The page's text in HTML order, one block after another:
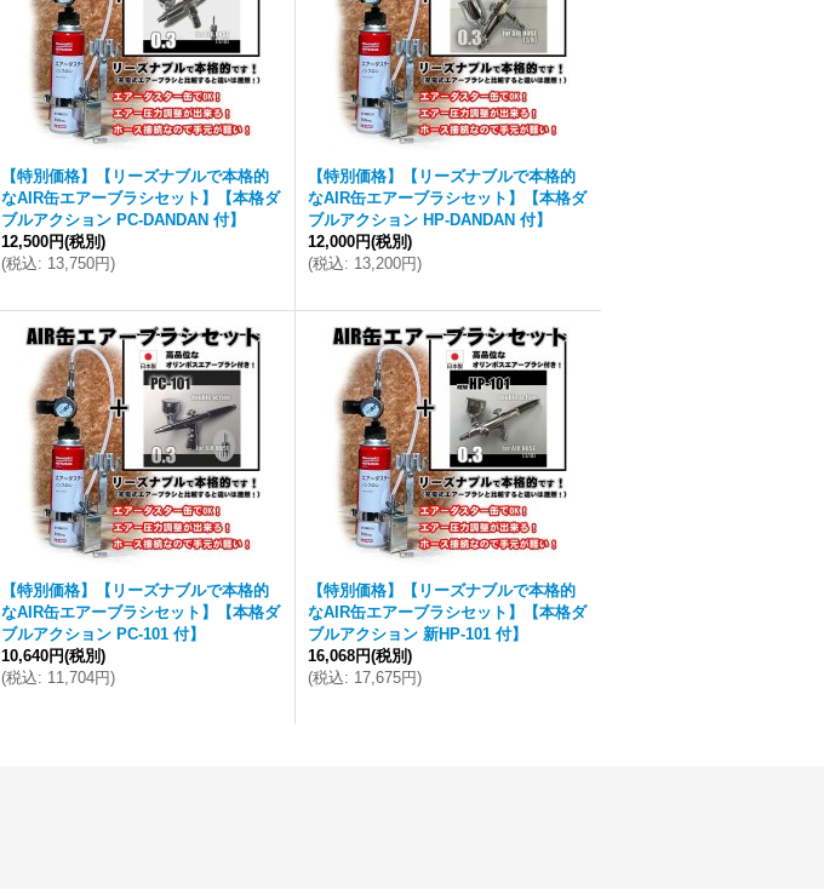
【特別価格】【リーズナブルで本格的
なAIR缶エアーブラシセット】【本格ダ
ブルアクション PC-DANDAN 付】
12,500円(税別)
(税込: 13,750円)
【特別価格】【リーズナブルで本格的
なAIR缶エアーブラシセット】【本格ダ
ブルアクション HP-DANDAN 付】
12,000円(税別)
(税込: 13,200円)
【特別価格】【リーズナブルで本格的
なAIR缶エアーブラシセット】【本格ダ
ブルアクション PC-101 付】
10,640円(税別)
(税込: 11,704円)
【特別価格】【リーズナブルで本格的
なAIR缶エアーブラシセット】【本格ダ
ブルアクション 新HP-101 付】
16,068円(税別)
(税込: 17,675円)